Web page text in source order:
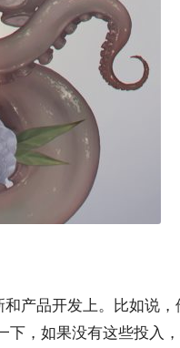
产品开发上。比如说，
下，如果没有这些投入